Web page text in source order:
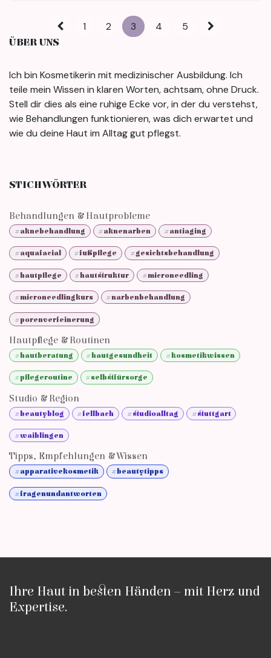
1 2 3 4 5
ÜBER UNS
Ich bin Kosmetikerin mit medizinischer Ausbildung. Ich
teile mein Wissen in klaren Worten, achtsam, ohne Druck.
Stell dir dies als eine ruhige Ecke vor, in der du verstehst,
wie Behandlungen funktionieren, was dich erwartet und
wie du deine Haut im Alltag gut pflegst.
STICHWÖRTER
Behandlungen & Hautprobleme
#aknebehandlung #aknenarben #antiaging
#aquafacial #fußpflege #gesichtsbehandlung
#hautpflege #hautstruktur #microneedling
#microneedlingkurs #narbenbehandlung
#porenverfeinerung
Hautpflege & Routinen
#hautberatung #hautgesundheit #kosmetikwissen
#pflegeroutine #selbstfürsorge
Studio & Region
#beautyblog #fellbach #studioalltag #stuttgart
#waiblingen
Tipps, Empfehlungen & Wissen
#apparativekosmetik #beautytipps
#fragenundantworten
Ihre Haut in besten Händen – mit Herz und
Expertise.